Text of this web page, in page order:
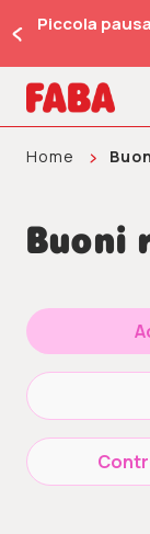
Piccola
Home
Buoni